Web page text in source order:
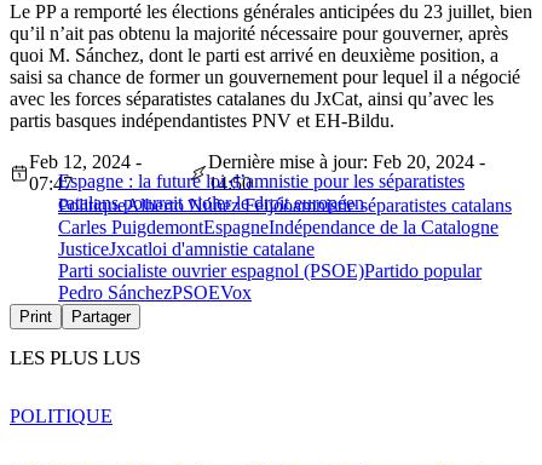
Le PP a remporté les élections générales anticipées du 23 juillet, bien
qu’il n’ait pas obtenu la majorité nécessaire pour gouverner, après
quoi M. Sánchez, dont le parti est arrivé en deuxième position, a
saisi sa chance de former un gouvernement pour lequel il a négocié
avec les forces séparatistes catalanes du JxCat, ainsi qu’avec les
partis basques indépendantistes PNV et EH-Bildu.
Espagne : la future loi d’amnistie pour les séparatistes
catalans pourrait violer le droit européen
Feb 12, 2024 -
07:47
Dernière mise à jour: Feb 20, 2024 -
14:50
PolitiqueAlberto Núñez Feijóoamnistie séparatistes catalans
Carles PuigdemontEspagneIndépendance de la Catalogne
JusticeJxcatloi d'amnistie catalane
Parti socialiste ouvrier espagnol (PSOE)Partido popular
Pedro SánchezPSOEVox
Print Partager
LES PLUS LUS
POLITIQUE